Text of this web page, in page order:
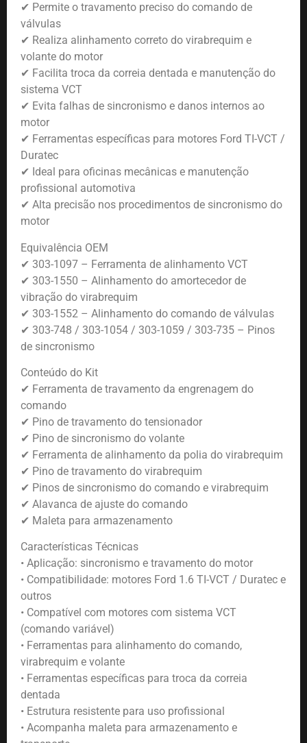
✔ Permite o travamento preciso do comando de
válvulas
✔ Realiza alinhamento correto do virabrequim e
volante do motor
✔ Facilita troca da correia dentada e manutenção do
sistema VCT
✔ Evita falhas de sincronismo e danos internos ao
motor
✔ Ferramentas específicas para motores Ford TI-VCT /
Duratec
✔ Ideal para oficinas mecânicas e manutenção
profissional automotiva
✔ Alta precisão nos procedimentos de sincronismo do
motor
Equivalência OEM
✔ 303-1097 – Ferramenta de alinhamento VCT
✔ 303-1550 – Alinhamento do amortecedor de
vibração do virabrequim
✔ 303-1552 – Alinhamento do comando de válvulas
✔ 303-748 / 303-1054 / 303-1059 / 303-735 – Pinos
de sincronismo
Conteúdo do Kit
✔ Ferramenta de travamento da engrenagem do
comando
✔ Pino de travamento do tensionador
✔ Pino de sincronismo do volante
✔ Ferramenta de alinhamento da polia do virabrequim
✔ Pino de travamento do virabrequim
✔ Pinos de sincronismo do comando e virabrequim
✔ Alavanca de ajuste do comando
✔ Maleta para armazenamento
Características Técnicas
• Aplicação: sincronismo e travamento do motor
• Compatibilidade: motores Ford 1.6 TI-VCT / Duratec e
outros
• Compatível com motores com sistema VCT
(comando variável)
• Ferramentas para alinhamento do comando,
virabrequim e volante
• Ferramentas específicas para troca da correia
dentada
• Estrutura resistente para uso profissional
• Acompanha maleta para armazenamento e